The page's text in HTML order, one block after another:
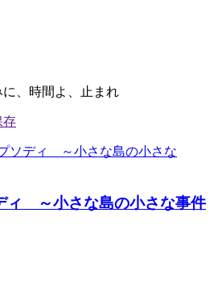
、時間よ、止まれ
ィ ～小さな島の小さな事件